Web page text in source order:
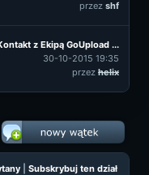
przez shf
z Ekipą GoUpload ...
30-10-2015 19:35
przez helix
Subskrybuj ten dział